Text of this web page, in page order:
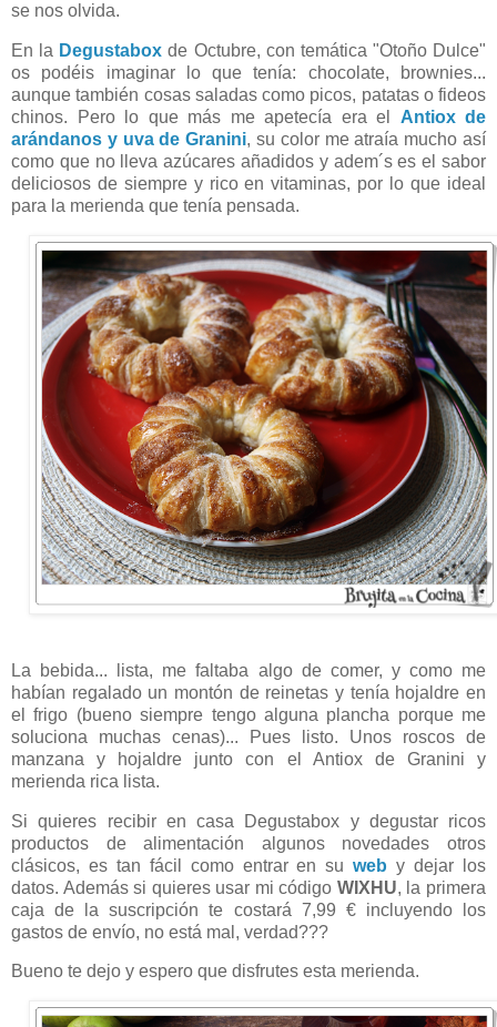
se nos olvida.
En la Degustabox de Octubre, con temática "Otoño Dulce"
os podéis imaginar lo que tenía: chocolate, brownies...
aunque también cosas saladas como picos, patatas o fideos
chinos. Pero lo que más me apetecía era el Antiox de
arándanos y uva de Granini, su color me atraía mucho así
como que no lleva azúcares añadidos y adem´s es el sabor
deliciosos de siempre y rico en vitaminas, por lo que ideal
para la merienda que tenía pensada.
La bebida... lista, me faltaba algo de comer, y como me
habían regalado un montón de reinetas y tenía hojaldre en
el frigo (bueno siempre tengo alguna plancha porque me
soluciona muchas cenas)... Pues listo. Unos roscos de
manzana y hojaldre junto con el Antiox de Granini y
merienda rica lista.
Si quieres recibir en casa Degustabox y degustar ricos
productos de alimentación algunos novedades otros
clásicos, es tan fácil como entrar en suweb y dejar los
datos. Además si quieres usar mi código WIXHU, la primera
caja de la suscripción te costará 7,99 € incluyendo los
gastos de envío, no está mal, verdad???
Bueno te dejo y espero que disfrutes esta merienda.